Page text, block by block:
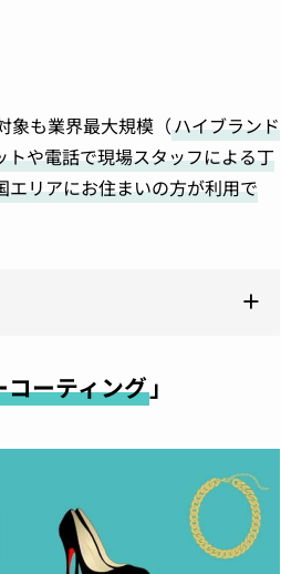
象も業界最大規模（ハイブランド
トや電話で現場スタッフによる丁
エリアにお住まいの方が利用で
コーティング 」